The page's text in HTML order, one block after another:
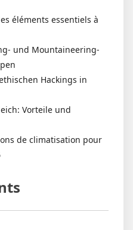
éléments essentiels à
und Mountaineering-
Hackings in
Vorteile und
de climatisation pour